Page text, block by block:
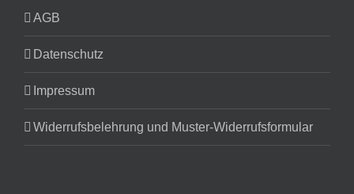
AGB
Datenschutz
Impressum
Widerrufsbelehrung und Muster-Widerrufsformular